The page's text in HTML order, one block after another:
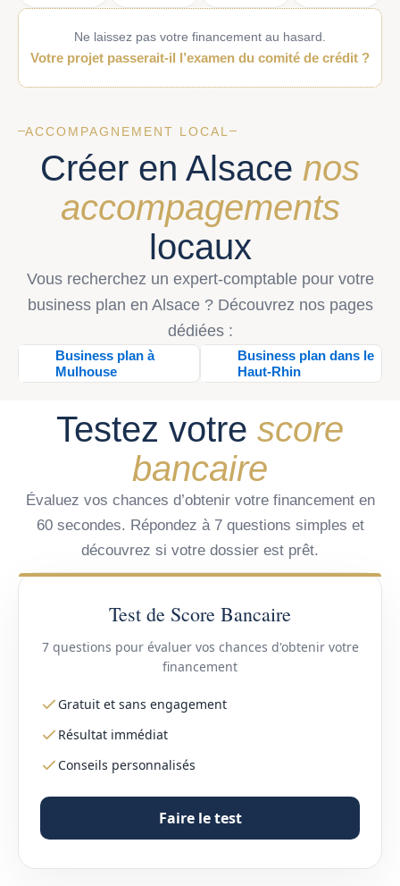
Ne laissez pas votre financement au hasard.
Votre projet passerait-il l’examen du comité de crédit ?
ACCOMPAGNEMENT LOCAL
Créer en Alsace nos
accompagements
locaux
Vous recherchez un expert-comptable pour votre
business plan en Alsace ? Découvrez nos pages
dédiées :
Business plan à
Mulhouse
Business plan dans le
Haut-Rhin
Testez votre score
bancaire
Évaluez vos chances d’obtenir votre financement en
60 secondes. Répondez à 7 questions simples et
découvrez si votre dossier est prêt.
Test de Score Bancaire
7 questions pour évaluer vos chances d'obtenir votre
financement
Gratuit et sans engagement
Résultat immédiat
Conseils personnalisés
Faire le test